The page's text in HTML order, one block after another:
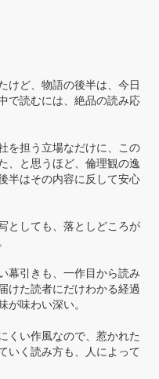
けど、物語の後半は、今日
で読むには、絶品の読み応
を担う立場なだけに、この
、と思うほど、倫理観の逸
半はその内容に反して安心
としても、落としどころが
幕引きも、一作目から読み
けた読者にだけわかる経過
味わい深い。
くい作風なので、惹かれた
いく読み方も、人によって